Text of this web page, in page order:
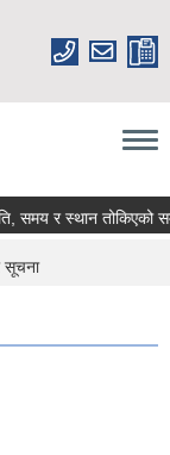
र स्थान तोकिएको सम्बन्धी
सूचना